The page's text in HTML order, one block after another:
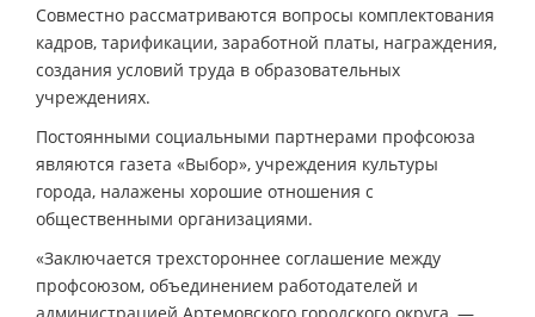
Совместно рассматриваются вопросы комплектования
кадров, тарификации, заработной платы, награждения,
создания условий труда в образовательных
учреждениях.
Постоянными социальными партнерами профсоюза
являются газета «Выбор», учреждения культуры
города, налажены хорошие отношения с
общественными организациями.
«Заключается трехстороннее соглашение между
профсоюзом, объединением работодателей и